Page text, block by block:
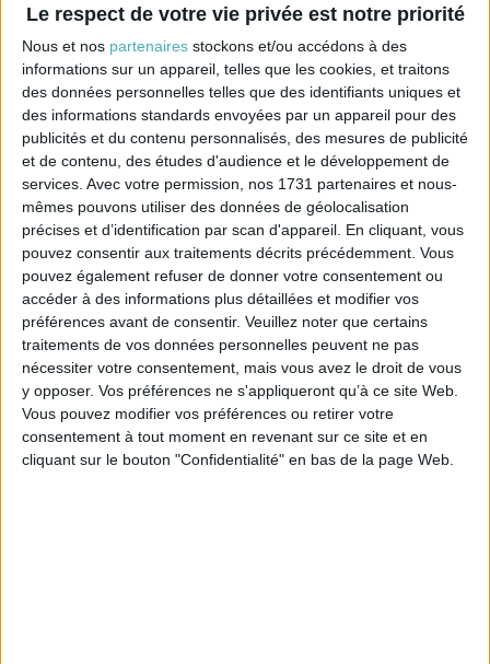
Le respect de votre vie privée est notre priorité
Nous et nos partenaires stockons et/ou accédons à des
informations sur un appareil, telles que les cookies, et traitons
des données personnelles telles que des identifiants uniques et
des informations standards envoyées par un appareil pour des
publicités et du contenu personnalisés, des mesures de publicité
et de contenu, des études d'audience et le développement de
services. Avec votre permission, nos 1731 partenaires et nous-
mêmes pouvons utiliser des données de géolocalisation
précises et d’identification par scan d'appareil. En cliquant, vous
pouvez consentir aux traitements décrits précédemment. Vous
pouvez également refuser de donner votre consentement ou
accéder à des informations plus détaillées et modifier vos
préférences avant de consentir. Veuillez noter que certains
traitements de vos données personnelles peuvent ne pas
nécessiter votre consentement, mais vous avez le droit de vous
y opposer. Vos préférences ne s'appliqueront qu’à ce site Web.
Vous pouvez modifier vos préférences ou retirer votre
consentement à tout moment en revenant sur ce site et en
cliquant sur le bouton "Confidentialité" en bas de la page Web.
Pince flamme ∅ 7 pour abat-jour
Quantité
 AJOUTER AU PANIER
Description Référence
Les pinces flamme sont prévues pour se clipper
sur des petites ampoules flamme pour réaliser
des abat-jour pour lustre ou appliques.
INFO LIVRAISON